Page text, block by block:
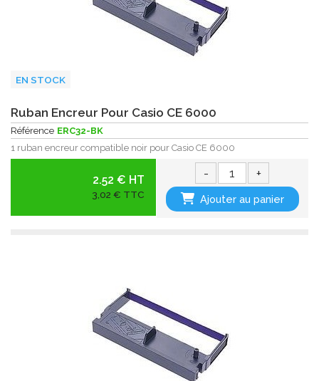
EN STOCK
Ruban Encreur Pour Casio CE 6000
Référence ERC32-BK
1 ruban encreur compatible noir pour Casio CE 6000
2.52 € HT
3,02 € TTC
- +
Ajouter au panier